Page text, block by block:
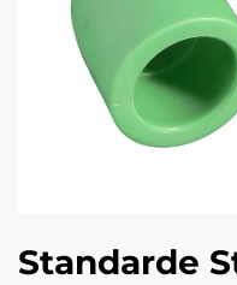
Standarde